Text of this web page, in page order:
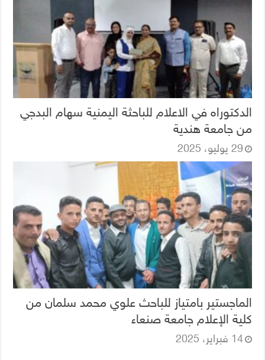
الدكتوراه في الاعلام للباحثة اليمنية سهام البدجي
من جامعة هندية
29 يوليو، 2025
الماجستير بامتياز للباحث علوي محمد سلمان من
كلية الإعلام جامعة صنعاء
14 فبراير، 2025